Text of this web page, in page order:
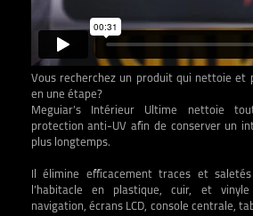
Vous recherchez un produit qui nettoie et
en une étape?
Meguiar’s Intérieur Ultime nettoie
protection anti-UV afin de conserver un
plus longtemps.
Il élimine efficacement traces et
l’habitacle en plastique, cuir, et
navigation, écrans LCD, console centrale,